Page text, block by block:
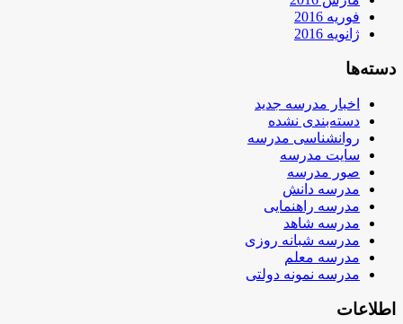
فوریه 2016
ژانویه 2016
دسته‌ها
اخبار مدرسه جدید
دسته‌بندی نشده
روانشناسی مدرسه
سایت مدرسه
صور مدرسه
مدرسه دانش
مدرسه راهنمایی
مدرسه شاهد
مدرسه شبانه روزی
مدرسه معلم
مدرسه نمونه دولتی
اطلاعات